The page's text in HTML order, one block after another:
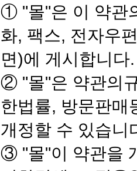
① "몰"은 이 약관
화, 팩스, 전자우
면)에 게시합니다.
② "몰"은 약관의
한법률, 방문판매
개정할 수 있습니
③ "몰"이 약관을